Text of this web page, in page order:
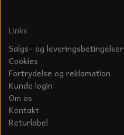
Links
Salgs- og leveringsbetingelser
Cookies
Fortrydelse og reklamation
Kunde login
Om os
Kontakt
Returlabel